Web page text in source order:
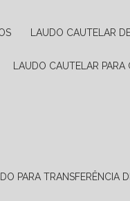
LAUDO CAUTELAR
LAUDO CAUTELAR
PARA TRANSFERÊNCIA